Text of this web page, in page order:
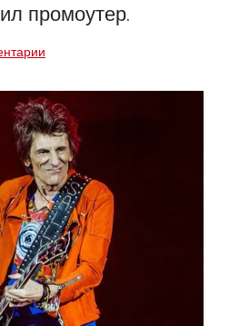
промоутер.